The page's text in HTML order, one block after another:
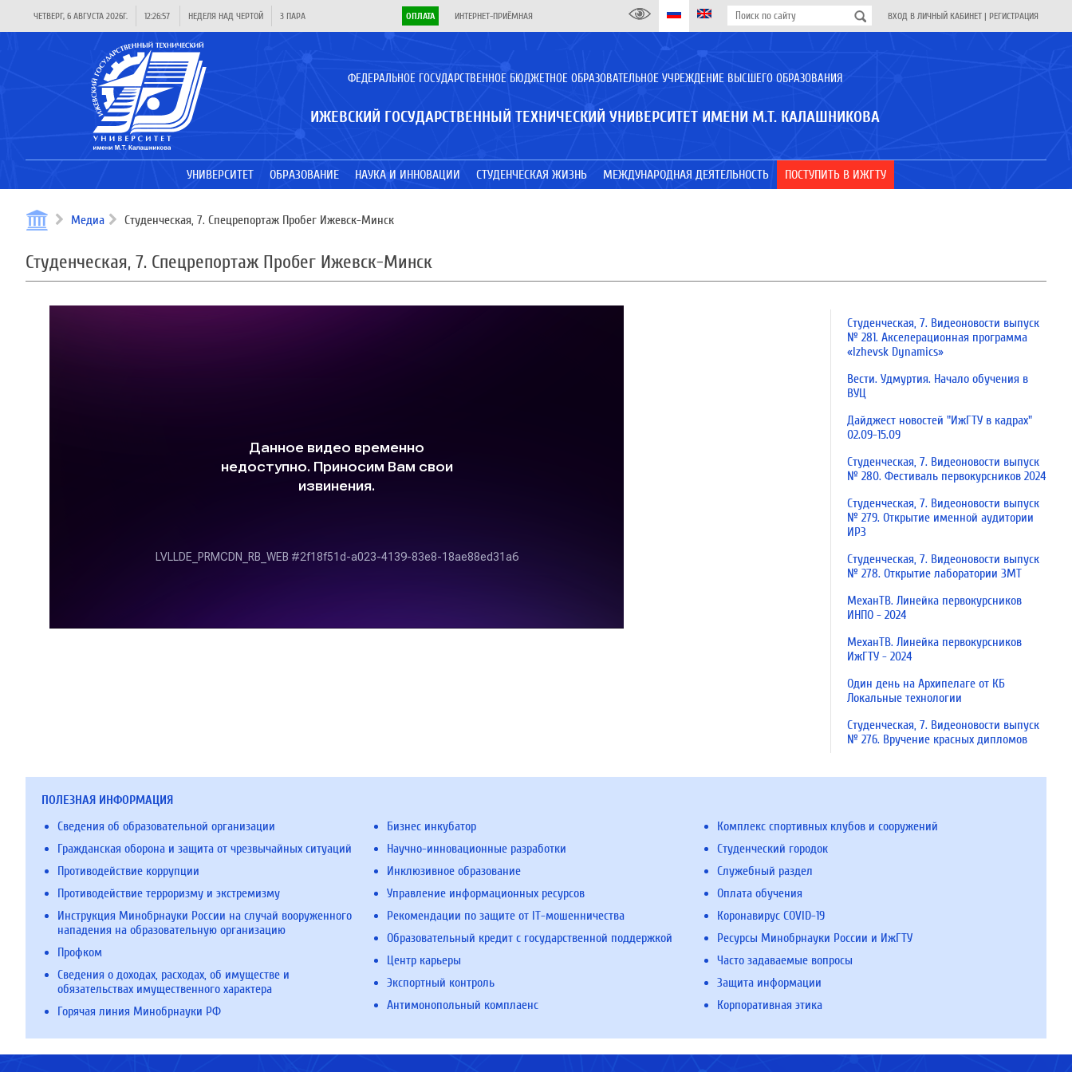
ЧЕТВЕРГ, 6 АВГУСТА 2026Г. 12:26:58 НЕДЕЛЯ НАД ЧЕРТОЙ 3 ПАРА ОПЛАТА ИНТЕРНЕТ-ПРИЁМНАЯ ВХОД В ЛИЧНЫЙ КАБИНЕТ | РЕГИСТРАЦИЯ
ФЕДЕРАЛЬНОЕ ГОСУДАРСТВЕННОЕ БЮДЖЕТНОЕ ОБРАЗОВАТЕЛЬНОЕ УЧРЕЖДЕНИЕ ВЫСШЕГО ОБРАЗОВАНИЯ
ИЖЕВСКИЙ ГОСУДАРСТВЕННЫЙ ТЕХНИЧЕСКИЙ УНИВЕРСИТЕТ ИМЕНИ М.Т. КАЛАШНИКОВА
УНИВЕРСИТЕТ ОБРАЗОВАНИЕ НАУКА И ИННОВАЦИИ СТУДЕНЧЕСКАЯ ЖИЗНЬ МЕЖДУНАРОДНАЯ ДЕЯТЕЛЬНОСТЬ ПОСТУПИТЬ В ИЖГТУ
Медиа Студенческая, 7. Спецрепортаж Пробег Ижевск-Минск
Студенческая, 7. Спецрепортаж Пробег Ижевск-Минск
Студенческая, 7. Видеоновости выпуск
№ 281. Акселерационная программа
«Izhevsk Dynamics»
Вести. Удмуртия. Начало обучения в
ВУЦ
Дайджест новостей "ИжГТУ в кадрах"
02.09-15.09
Студенческая, 7. Видеоновости выпуск
№ 280. Фестиваль первокурсников 2024
Студенческая, 7. Видеоновости выпуск
№ 279. Открытие именной аудитории
ИРЗ
Студенческая, 7. Видеоновости выпуск
№ 278. Открытие лаборатории ЗМТ
МеханТВ. Линейка первокурсников
ИНПО - 2024
МеханТВ. Линейка первокурсников
ИжГТУ - 2024
Один день на Архипелаге от КБ
Локальные технологии
Студенческая, 7. Видеоновости выпуск
№ 276. Вручение красных дипломов
ПОЛЕЗНАЯ ИНФОРМАЦИЯ
Сведения об образовательной организации
Гражданская оборона и защита от чрезвычайных ситуаций
Противодействие коррупции
Противодействие терроризму и экстремизму
Инструкция Минобрнауки России на случай вооруженного
нападения на образовательную организацию
Профком
Сведения о доходах, расходах, об имуществе и
обязательствах имущественного характера
Горячая линия Минобрнауки РФ
Бизнес инкубатор
Научно-инновационные разработки
Инклюзивное образование
Управление информационных ресурсов
Рекомендации по защите от IT-мошенничества
Образовательный кредит с государственной поддержкой
Центр карьеры
Экспортный контроль
Антимонопольный комплаенс
Комплекс спортивных клубов и сооружений
Студенческий городок
Служебный раздел
Оплата обучения
Коронавирус COVID-19
Ресурсы Минобрнауки России и ИжГТУ
Часто задаваемые вопросы
Защита информации
Корпоративная этика